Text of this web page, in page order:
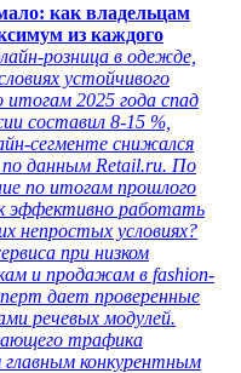
как владельцам
из каждого
розница в одежде,
устойчивого
2025 года спад
составил 8-15 %,
сегменте снижался
по данным Retail.ru. По
по итогам прошлого
эффективно работать
непростых условиях?
при низком
и продажам в fashion-
дает проверенные
речевых модулей.
трафика
главным конкурентным